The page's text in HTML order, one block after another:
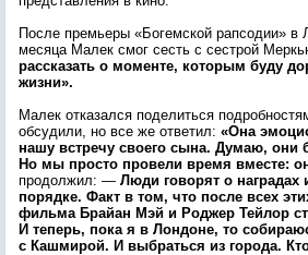
После премьеры «Богемской рапсодии» в
месяца Малек смог сесть с сестрой
рассказать о моменте, которым буду
жизни».
Малек отказался поделиться
обсудили, но все же ответил: «Она
нашу встречу своего сына. Думаю, они
Но мы просто провели время вместе:
продолжил: — Люди говорят о
порядке. Факт в том, что после всех
фильма Брайан Мэй и Роджер Тейлор
И теперь, пока я в Лондоне, то
с Кашмирой. И выбраться из города.